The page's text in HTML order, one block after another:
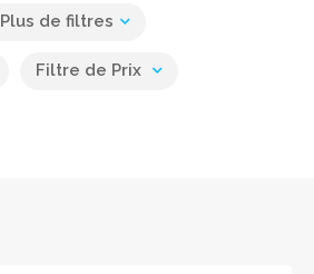
Plus de filtres
Filtre de Prix